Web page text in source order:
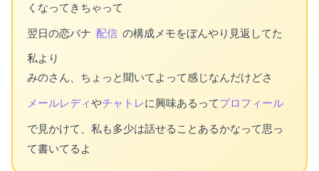
くなってきちゃって
翌日の恋バナ 配信 の構成メモをぼんやり見返してた
私より
みのさん、ちょっと聞いてよって感じなんだけどさ
メールレディやチャトレに興味あるってプロフィール
で見かけて、私も多少は話せることあるかなって思っ
て書いてるよ